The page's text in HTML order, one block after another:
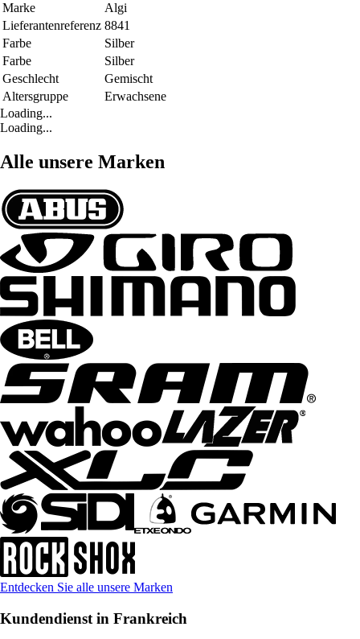
Marke
Algi
Lieferantenreferenz 8841
Farbe
Silber
Farbe
Silber
Geschlecht
Gemischt
Altersgruppe
Erwachsene
Loading...
Loading...
Alle unsere Marken
Entdecken Sie alle unsere Marken
Kundendienst in Frankreich